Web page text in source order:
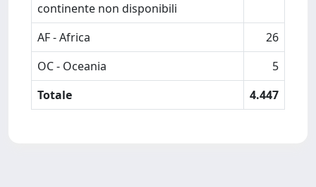
continente non disponibili
AF - Africa
26
OC - Oceania
5
Totale
4.447